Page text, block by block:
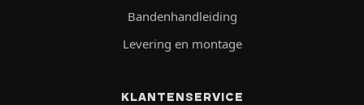
Bandenhandleiding
Levering en montage
KLANTENSERVICE